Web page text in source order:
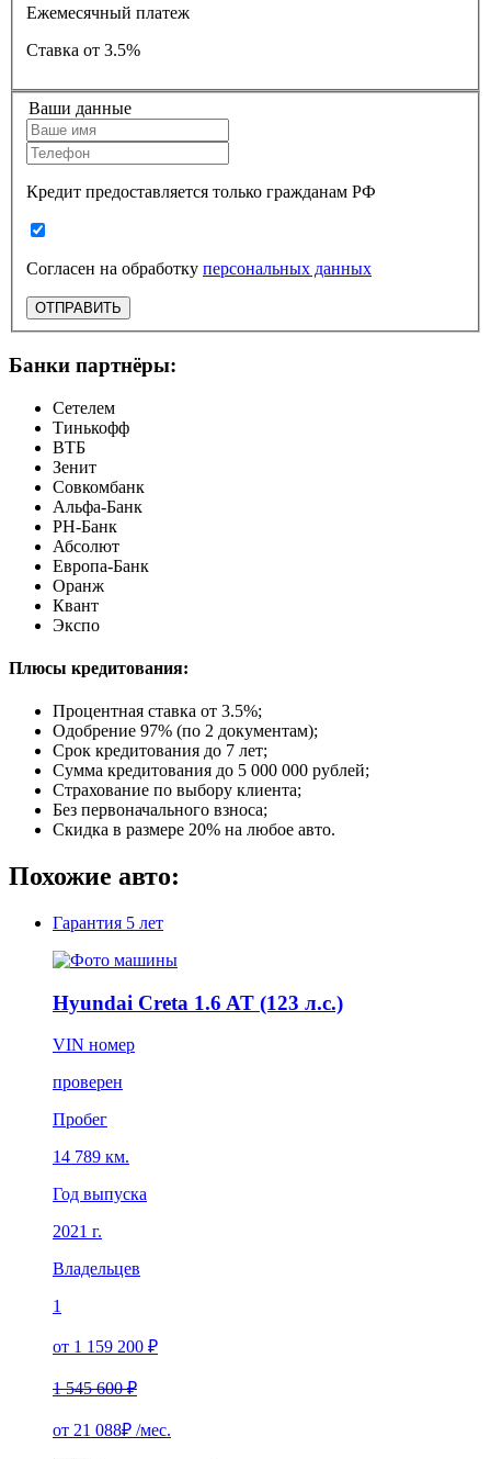
Ежемесячный платеж
Ставка от 3.5%
Ваши данные
Кредит предоставляется только гражданам РФ
Согласен на обработку персональных данных
ОТПРАВИТЬ
Банки партнёры:
Сетелем
Тинькофф
ВТБ
Зенит
Совкомбанк
Альфа-Банк
РН-Банк
Абсолют
Европа-Банк
Оранж
Квант
Экспо
Плюсы кредитования:
Процентная ставка от 3.5%;
Одобрение 97% (по 2 документам);
Срок кредитования до 7 лет;
Сумма кредитования до 5 000 000 рублей;
Страхование по выбору клиента;
Без первоначального взноса;
Скидка в размере 20% на любое авто.
Похожие авто:
Гарантия 5 лет
Hyundai Creta 1.6 AT (123 л.с.)
VIN номер
проверен
Пробег
14 789 км.
Год выпуска
2021 г.
Владельцев
1
от 1 159 200 ₽
1 545 600 ₽
от 21 088₽ /мес.